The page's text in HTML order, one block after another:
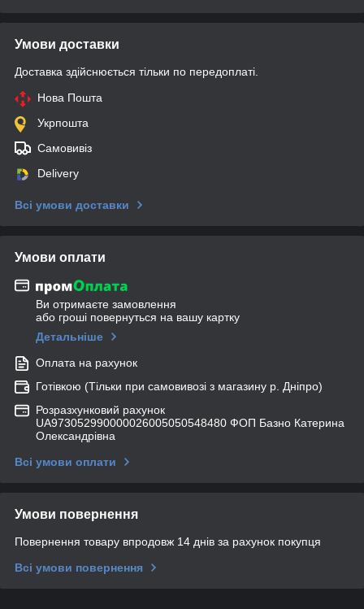
Умови доставки
Доставка здійснюється тільки по передоплаті.
Нова Пошта
Укрпошта
Самовивіз
Delivery
Всі умови доставки
Умови оплати
Ви отримаєте замовлення
або гроші повернуться на вашу картку
Детальніше
Оплата на рахунок
Готівкою (Тільки при самовивозі з магазину р. Дніпро)
Розразхунковий рахунок
UA973052990000026005050548480 ФОП Базно Катерина
Олександрівна
Всі умови оплати
Умови повернення
Повернення товару впродовж 14 днів за рахунок покупця
Всі умови повернення